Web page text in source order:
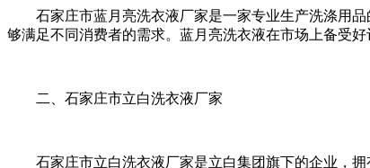
石家庄市蓝月亮洗衣液厂家是一家专业生产洗涤用品
够满足不同消费者的需求。蓝月亮洗衣液在市场上备受
二、石家庄市立白洗衣液厂家
石家庄市立白洗衣液厂家是立白集团旗下的企业，拥